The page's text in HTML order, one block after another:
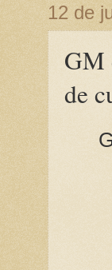
12 de
GM
de